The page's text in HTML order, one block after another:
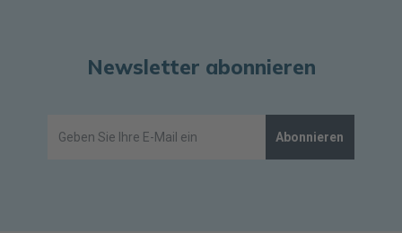
Newsletter abonnieren
Abonnieren